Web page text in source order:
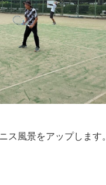
ス風景をアップします。